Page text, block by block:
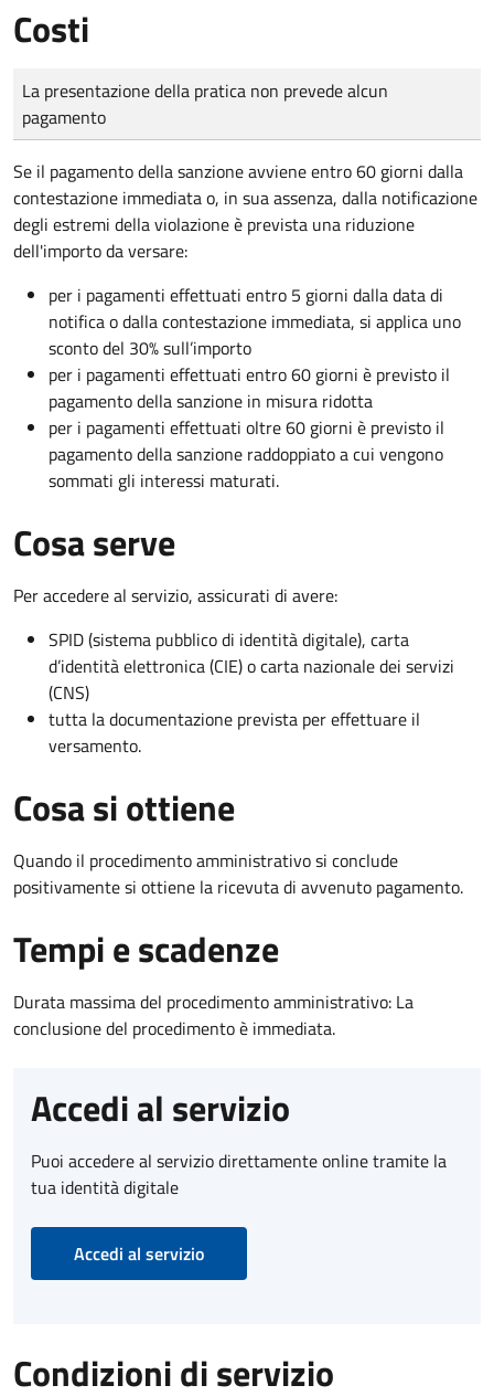
Costi
Tipo di pagamento
Importo
La presentazione della pratica non prevede alcun
pagamento
Se il pagamento della sanzione avviene entro 60 giorni dalla
contestazione immediata o, in sua assenza, dalla notificazione
degli estremi della violazione è prevista una riduzione
dell'importo da versare:
per i pagamenti effettuati entro 5 giorni dalla data di
notifica o dalla contestazione immediata, si applica uno
sconto del 30% sull’importo
per i pagamenti effettuati entro 60 giorni è previsto il
pagamento della sanzione in misura ridotta
per i pagamenti effettuati oltre 60 giorni è previsto il
pagamento della sanzione raddoppiato a cui vengono
sommati gli interessi maturati.
Cosa serve
Per accedere al servizio, assicurati di avere:
SPID (sistema pubblico di identità digitale), carta
d’identità elettronica (CIE) o carta nazionale dei servizi
(CNS)
tutta la documentazione prevista per effettuare il
versamento.
Cosa si ottiene
Quando il procedimento amministrativo si conclude
positivamente si ottiene la ricevuta di avvenuto pagamento.
Tempi e scadenze
Durata massima del procedimento amministrativo: La
conclusione del procedimento è immediata.
Accedi al servizio
Puoi accedere al servizio direttamente online tramite la
tua identità digitale
Accedi al servizio
Condizioni di servizio